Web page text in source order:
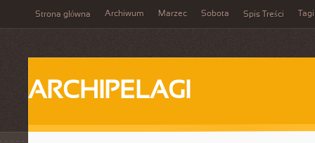
Strona główna Archiwum Marzec Sobota Spis Treści Tagi
ARCHIPELAGI